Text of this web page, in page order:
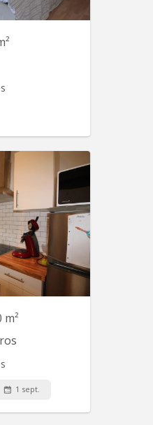
partagées.
m²
1 sept.
KM 148
disponible -
chambres – Idéal
=>
ou jeune
📍 Emplacement
pas de la faculté
Polytech et de la
des différentes